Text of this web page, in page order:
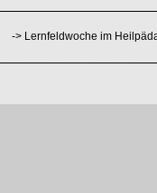
-> Lernfeldwoche im